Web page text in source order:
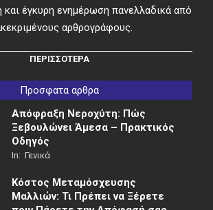
και έγκυρη ενημέρωση πανελλαδικά από
αρθρογράφους.
ΠΕΡΙΣΣΟΤΕΡΑ
Προσφατα αρθρα
Απόφραξη Νεροχύτη: Πώς
Ξεβουλώνει Άμεσα – Πρακτικός
Οδηγός
In: Γενικά
Κόστος Μεταμόσχευσης
Μαλλιών: Τι Πρέπει να Ξέρετε